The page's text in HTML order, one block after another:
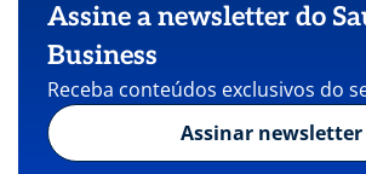
Assine a newsletter do
Business
Receba conteúdos exclusivos do
Assinar newsletter